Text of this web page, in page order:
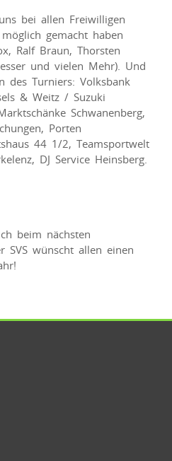
bei allen Freiwilligen
gemacht haben
Ralf Braun, Thorsten
und vielen Mehr). Und
des Turniers: Volksbank
& Weitz / Suzuki
Schwanenberg,
Porten
44 1/2, Teamsportwelt
DJ Service Heinsberg.
beim nächsten
SVS wünscht allen einen